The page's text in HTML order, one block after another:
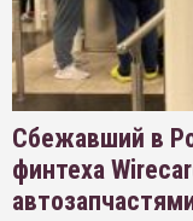
Сбежавший в
финтеха